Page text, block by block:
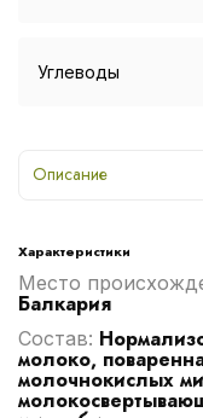
Углеводы
Описание
Характеристики
Место
Балкария
Cостав:
молоко,
молочнокислых